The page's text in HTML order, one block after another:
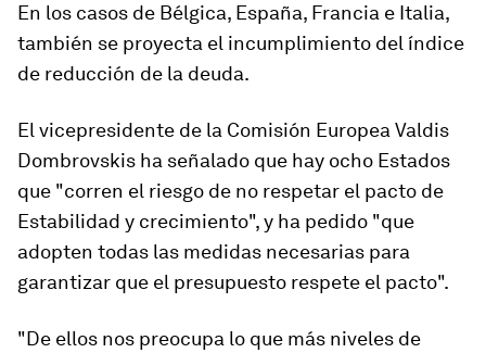
En los casos de Bélgica, España, Francia e Italia,
también se proyecta el incumplimiento del índice
de reducción de la deuda.
El vicepresidente de la Comisión Europea Valdis
Dombrovskis ha señalado que hay ocho Estados
que "corren el riesgo de no respetar el pacto de
Estabilidad y crecimiento", y ha pedido "que
adopten todas las medidas necesarias para
garantizar que el presupuesto respete el pacto".
"De ellos nos preocupa lo que más niveles de